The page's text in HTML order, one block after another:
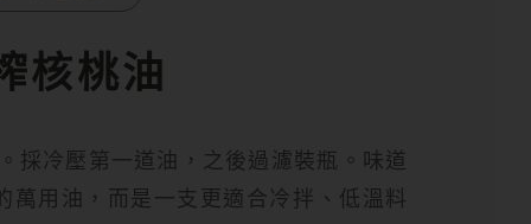
核桃油
採冷壓第一道油，之後過濾裝瓶。味道
萬用油，而是一支更適合冷拌、低溫料